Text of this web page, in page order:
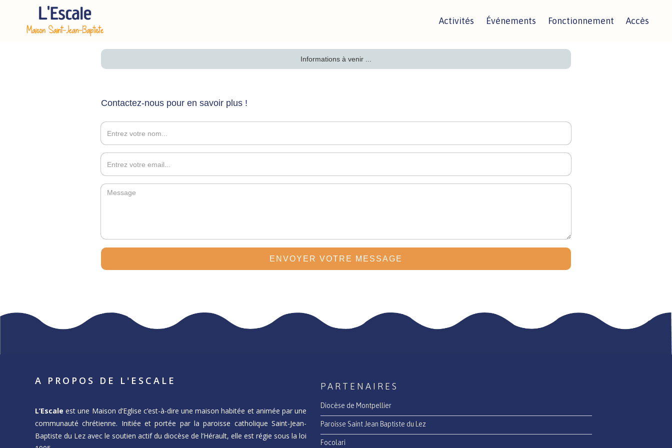
Informations à venir ...
Contactez-nous pour en savoir plus !
A PROPOS DE L'ESCALE
L’Escale est une Maison d’Eglise c’est-à-dire une maison habitée et animée par une
communauté chrétienne. Initiée et portée par la paroisse catholique Saint-Jean-
Baptiste du Lez avec le soutien actif du diocèse de l’Hérault, elle est régie sous la loi
PARTENAIRES
Diocèse de Montpellier
Paroisse Saint Jean Baptiste du Lez
Focolari
Activités Événements Fonctionnement Accès